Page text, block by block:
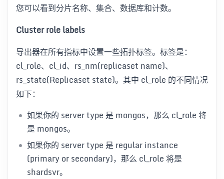
您可以看到分片名称、集合、数据库和计数。
Cluster role labels
导出器在所有指标中设置一些拓扑标签。标签是：
cl_role、cl_id、rs_nm(replicaset name)、
rs_state(Replicaset state)。其中 cl_role 的不同情况
如下：
如果你的 server type 是 mongos，那么 cl_role 将
是 mongos。
如果你的 server type 是 regular instance
(primary or secondary)，那么 cl_role 将是
shardsvr。